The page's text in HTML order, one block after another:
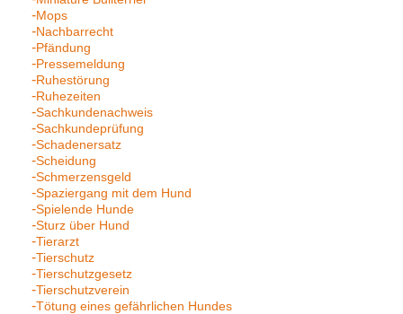
Mops
Nachbarrecht
Pfändung
Pressemeldung
Ruhestörung
Ruhezeiten
Sachkundenachweis
Sachkundeprüfung
Schadenersatz
Scheidung
Schmerzensgeld
Spaziergang mit dem Hund
Spielende Hunde
Sturz über Hund
Tierarzt
Tierschutz
Tierschutzgesetz
Tierschutzverein
Tötung eines gefährlichen Hundes